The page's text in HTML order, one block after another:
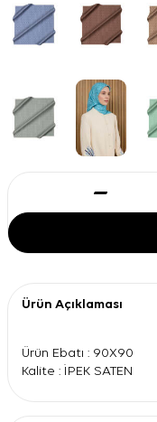
Ürün Açıklaması
Ürün Ebatı : 90X90
Kalite : İPEK SATEN